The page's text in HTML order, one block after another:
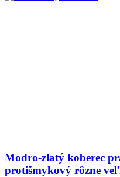
Modro-zlatý koberec
protišmykový rôzne